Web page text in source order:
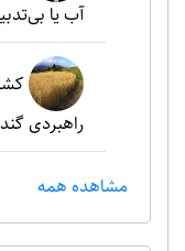
آب یا
راهبردی
مشاهده همه